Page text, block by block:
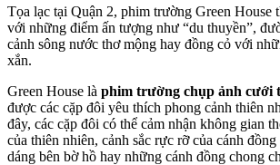
Tọa lạc tại Quận 2, phim trường Green House
với những điểm ấn tượng như “du thuyền”,
cảnh sông nước thơ mộng hay đồng cỏ với
xắn.
Green House là phim trường chụp ảnh cưới
được các cặp đôi yêu thích phong cảnh thiên
đây, các cặp đôi có thể cảm nhận không gian
của thiên nhiên, cảnh sắc rực rỡ của cánh
dáng bên bờ hồ hay những cánh đồng chong